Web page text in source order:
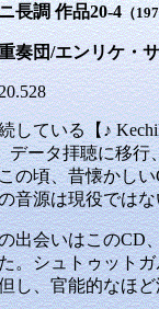
長調 作品20-4（
奏団/エンリケ・
ている【♪
データ拝聴に移
の頃、昔懐かし
音源は現役では
会いはこのCD
。シュトゥット
し、官能的なほ